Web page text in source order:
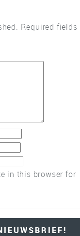
Required fields
in this browser for